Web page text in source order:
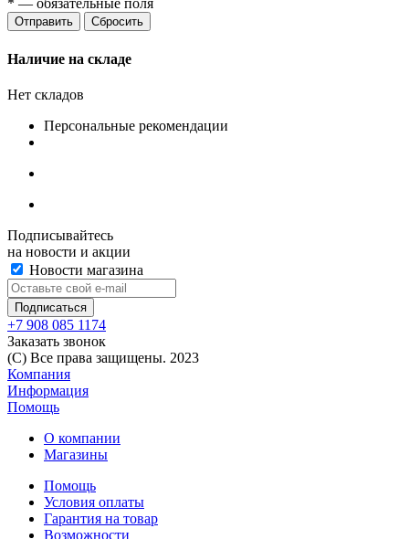
* — обязательные поля
Сбросить
Наличие на складе
Нет складов
Персональные рекомендации
Подписывайтесь
на новости и акции
Новости магазина
+7 908 085 1174
Заказать звонок
(C) Все права защищены. 2023
Компания
Информация
Помощь
О компании
Магазины
Помощь
Условия оплаты
Гарантия на товар
Возможности